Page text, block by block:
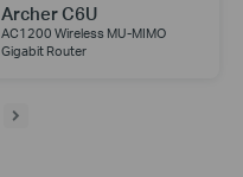
Archer C6U
AC1200 Wireless MU-MIMO
Gigabit Router